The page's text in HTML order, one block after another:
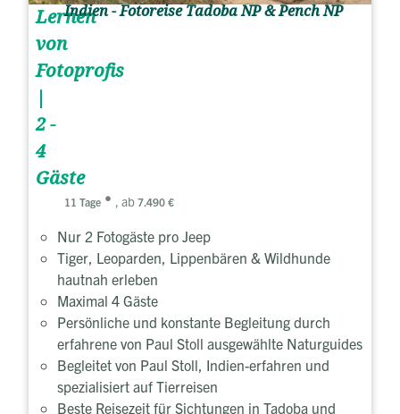
Lernen
von
Fotoprofis
|
2 -
4
Gäste
Indien - Fotoreise Tadoba NP & Pench NP
11 Tage , ab 7.490 €
Nur 2 Fotogäste pro Jeep
Tiger, Leoparden, Lippenbären & Wildhunde
hautnah erleben
Maximal 4 Gäste
Persönliche und konstante Begleitung durch
erfahrene von Paul Stoll ausgewählte Naturguides
Begleitet von Paul Stoll, Indien-erfahren und
spezialisiert auf Tierreisen
Beste Reisezeit für Sichtungen in Tadoba und